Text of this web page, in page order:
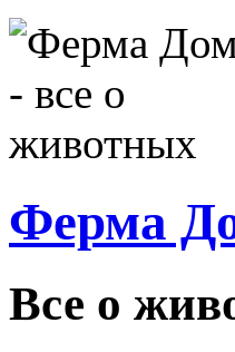
Ферма
Все о